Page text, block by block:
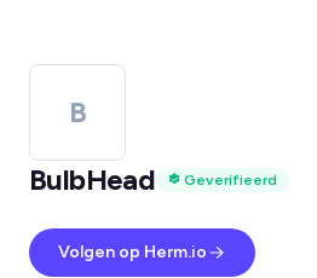
B
BulbHead
Geverifieerd
Volgen op Herm.io